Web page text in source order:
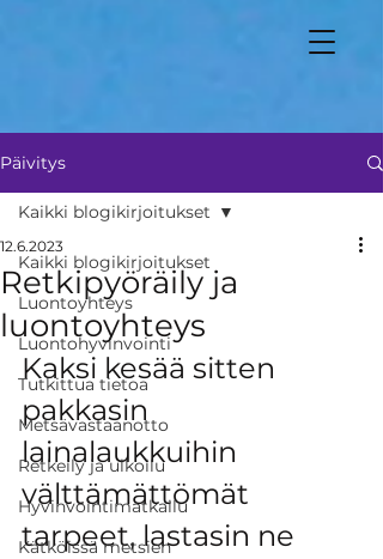
Päivitys
Kaikki blogikirjoitukset
Luontoyhteys
Luontohyvinvointi
Tutkittua tietoa
Metsävastaanotto
Retkeily ja ulkoilu
Hyvinvointimatkailu
Kätköissä metsien
Kaikki blogikirjoitukset
Retkipyöräily ja
luontoyhteys
12.6.2023
Kaksi kesää sitten
pakkasin
lainalaukkuihin
välttämättömät
tarpeet, lastasin ne